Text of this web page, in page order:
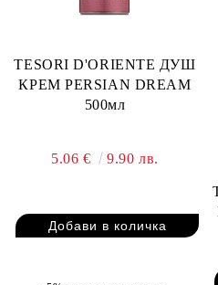
TESORI D'ORIENTE ДУШ
КРЕМ PERSIAN DREAM
500мл
5.06 € 9.90 лв.